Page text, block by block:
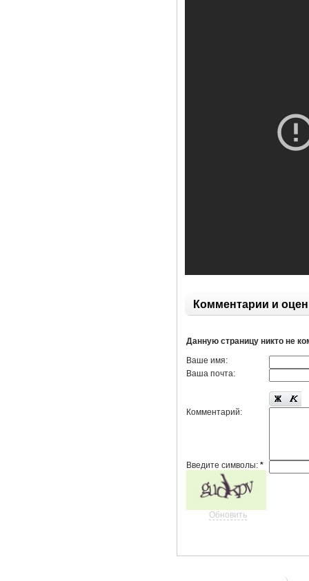
Комментарии и
Данную страницу никто не
Ваше имя:
Ваша почта:
Комментарий:
Введите символы:*
Обновить